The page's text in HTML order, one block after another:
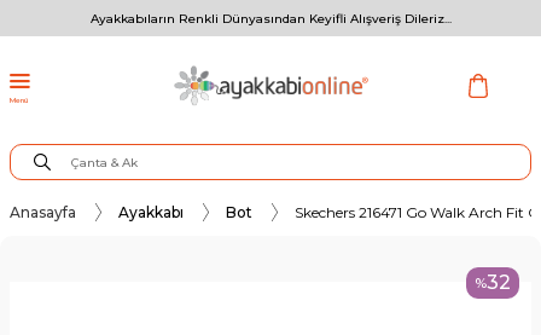
Ayakkabıların Renkli Dünyasından Keyifli Alışveriş Dileriz...
Menü
Anasayfa Ayakkabı Bot Skechers 216471 Go Walk Arch Fit
%32